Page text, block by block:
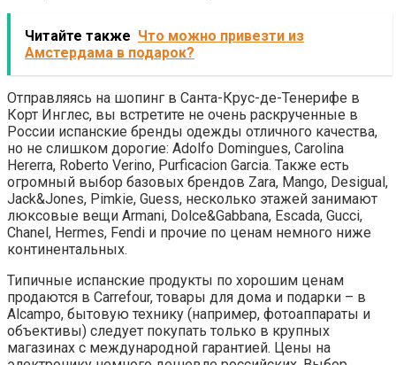
Читайте также Что можно привезти из
Амстердама в подарок?
Отправляясь на шопинг в Санта-Круc-де-Тенерифе в
Корт Инглес, вы встретите не очень раскрученные в
России испанские бренды одежды отличного качества,
но не слишком дорогие: Adolfo Domingues, Carolina
Hererra, Roberto Verino, Purficacion Garcia. Также есть
огромный выбор базовых брендов Zara, Mango, Desigual,
Jack&Jones, Pimkie, Guess, несколько этажей занимают
люксовые вещи Armani, Dolce&Gabbana, Escada, Gucci,
Chanel, Hermes, Fendi и прочие по ценам немного ниже
континентальных.
Типичные испанские продукты по хорошим ценам
продаются в Carrefour, товары для дома и подарки – в
Alcampo, бытовую технику (например, фотоаппараты и
объективы) следует покупать только в крупных
магазинах с международной гарантией. Цены на